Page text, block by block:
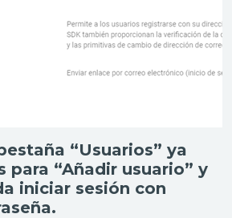
“Usuarios” ya
para “Añadir usuario” y
iniciar sesión con